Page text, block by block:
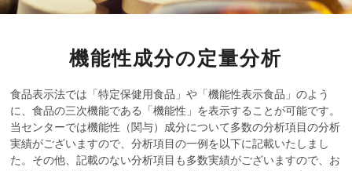
機能性成分の定量分析
食品表示法では「特定保健用食品」や「機能性表示食品」のよう
に、食品の三次機能である「機能性」を表示することが可能です。
当センターでは機能性（関与）成分について多数の分析項目の分析
実績がございますので、分析項目の一例を以下に記載いたしまし
た。その他、記載のない分析項目も多数実績がございますので、お